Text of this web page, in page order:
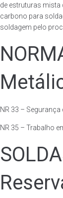
de estruturas mista
carbono para
soldagem pelo
NR 33 –
NR 35 – Trabalho